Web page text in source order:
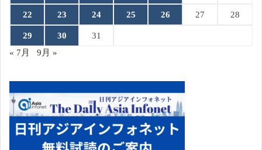
22 23 24 25 26 27 28
29 30
31
« 7月
9月 »